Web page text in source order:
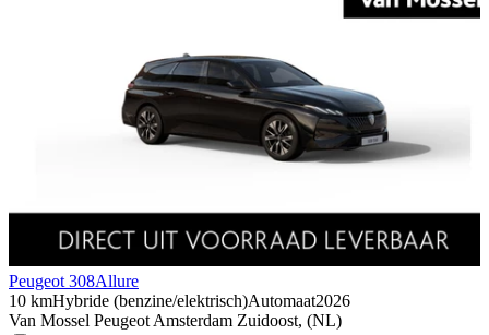
Peugeot 308Allure
10 kmHybride (benzine/elektrisch)Automaat2026
Van Mossel Peugeot Amsterdam Zuidoost, (NL)